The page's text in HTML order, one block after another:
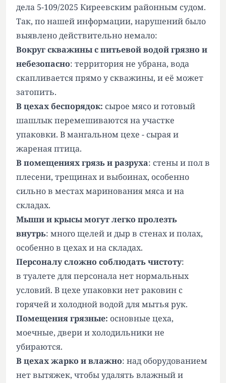
дела 5-109/2025 Киреевским районным судом.
Так, по нашей информации, нарушений было
выявлено действительно немало:
Вокруг скважины с питьевой водой грязно и
небезопасно: территория не убрана, вода
скапливается прямо у скважины, и её может
затопить.
В цехах беспорядок: сырое мясо и готовый
шашлык перемешиваются на участке
упаковки. В мангальном цехе - сырая и
жареная птица.
В помещениях грязь и разруха: стены и пол в
плесени, трещинах и выбоинах, особенно
сильно в местах маринования мяса и на
складах.
Мыши и крысы могут легко пролезть
внутрь: много щелей и дыр в стенах и полах,
особенно в цехах и на складах.
Персоналу сложно соблюдать чистоту:
в туалете для персонала нет нормальных
условий. В цехе упаковки нет раковин с
горячей и холодной водой для мытья рук.
Помещения грязные: основные цеха,
моечные, двери и холодильники не
убираются.
В цехах жарко и влажно: над оборудованием
нет вытяжек, чтобы удалять влажный и